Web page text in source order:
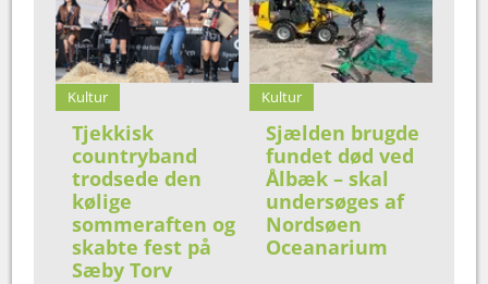
Kultur
Tjekkisk
countryband
trodsede den
kølige
sommeraften og
skabte fest på
Sæby Torv
Kultur
Sjælden brugde
fundet død ved
Ålbæk – skal
undersøges af
Nordsøen
Oceanarium